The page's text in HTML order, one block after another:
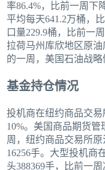
率86.4%，比前一周下
平均每天641.2万桶，
口量229.9桶，比前一
拉荷马州库欣地区原油
的一周，美国石油战略
基金持仓情况
投机商在纽约商品交
10%。美国商品期货
周，纽约商品交易所原
16256手。大型投机商
头388369手，比前一